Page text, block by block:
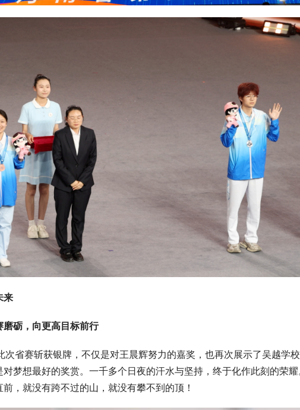
来
磨砺，向更高目标前行
赛斩获银牌，不仅是对王晨辉努力的嘉奖，也再次展示了吴越学
对梦想最好的奖赏。一千多个日夜的汗水与坚持，终于化作此刻的荣
前，就没有跨不过的山，就没有攀不到的顶！